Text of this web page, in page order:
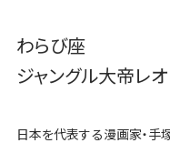
わらび座
ジャングル大帝レ
日本を代表する漫画家・手